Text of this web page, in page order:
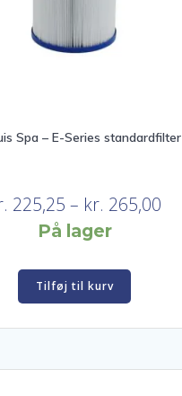
Spa – E-Series standardfilter
225,25 – kr. 265,00
På lager
Tilføj til kurv